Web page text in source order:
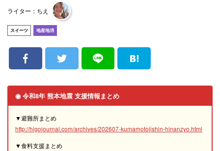
ライター：ちえ
スイーツ 地産地消
◉ 令和8年 熊本地震 支援情報まとめ
▼避難所まとめ
http://higojournal.com/archives/202607-kumamotojishin-hinanzyo.html
▼食料支援まとめ